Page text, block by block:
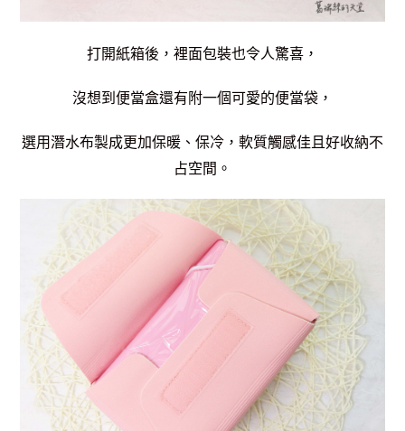
打開紙箱後，裡面包裝也令人驚喜，
沒想到便當盒還有附一個可愛的便當袋，
選用潛水布製成更加保暖、保冷，軟質觸感佳且好收納不
占空間。